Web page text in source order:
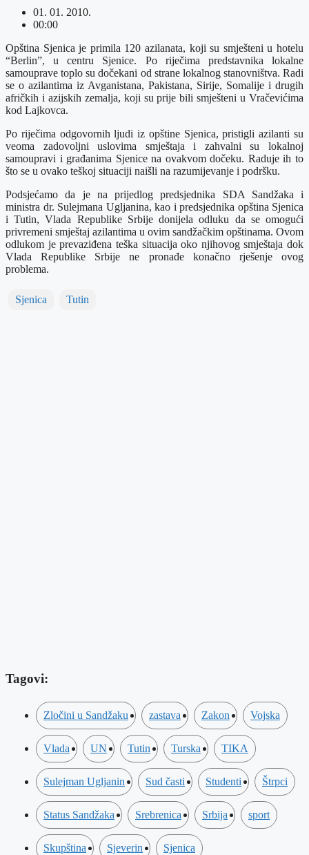
01. 01. 2010.
00:00
Opština Sjenica je primila 120 azilanata, koji su smješteni u hotelu
“Berlin”, u centru Sjenice. Po riječima predstavnika lokalne
samouprave toplo su dočekani od strane lokalnog stanovništva. Radi
se o azilantima iz Avganistana, Pakistana, Sirije, Somalije i drugih
afričkih i azijskih zemalja, koji su prije bili smješteni u Vračevićima
kod Lajkovca.
Po riječima odgovornih ljudi iz opštine Sjenica, pristigli azilanti su
veoma zadovoljni uslovima smještaja i zahvalni su lokalnoj
samoupravi i građanima Sjenice na ovakvom dočeku. Raduje ih to
što se u ovako teškoj situaciji naišli na razumijevanje i podršku.
Podsjećamo da je na prijedlog predsjednika SDA Sandžaka i
ministra dr. Sulejmana Ugljanina, kao i predsjednika opština Sjenica
i Tutin, Vlada Republike Srbije donijela odluku da se omogući
privremeni smještaj azilantima u ovim sandžačkim opštinama. Ovom
odlukom je prevaziđena teška situacija oko njihovog smještaja dok
Vlada Republike Srbije ne pronađe konačno rješenje ovog
problema.
Sjenica Tutin
Tagovi:
Zločini u Sandžaku zastava Zakon Vojska
Vlada UN Tutin Turska TIKA
Sulejman Ugljanin Sud časti Studenti Štrpci
Status Sandžaka Srebrenica Srbija sport
Skupština Sjeverin Sjenica